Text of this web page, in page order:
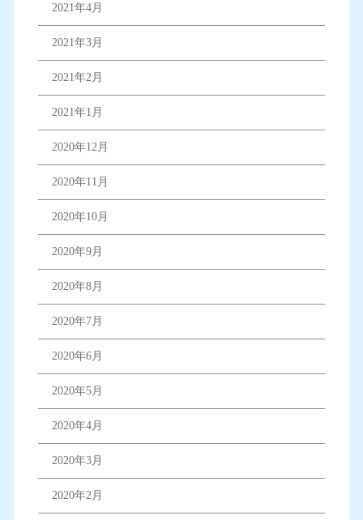
2021年4月
2021年3月
2021年2月
2021年1月
2020年12月
2020年11月
2020年10月
2020年9月
2020年8月
2020年7月
2020年6月
2020年5月
2020年4月
2020年3月
2020年2月